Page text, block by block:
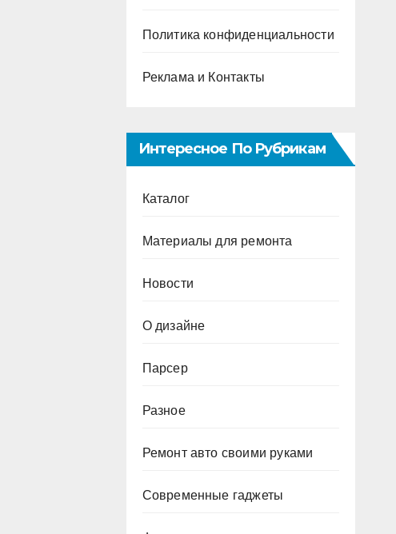
Политика конфиденциальности
Реклама и Контакты
Интересное По Рубрикам
Каталог
Материалы для ремонта
Новости
О дизайне
Парсер
Разное
Ремонт авто своими руками
Современные гаджеты